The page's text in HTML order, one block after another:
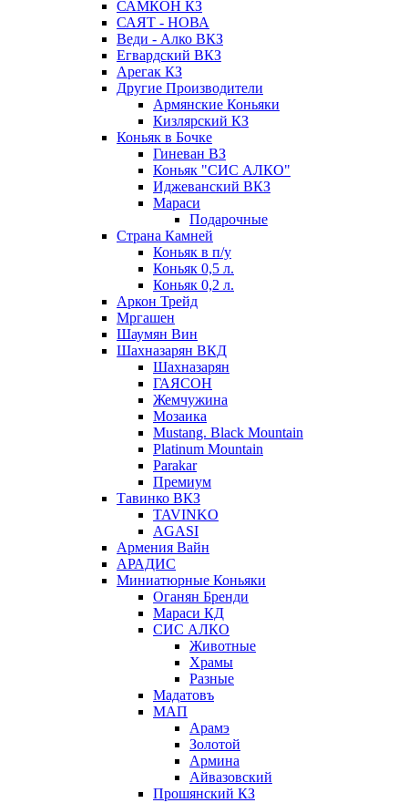
САМКОН КЗ
САЯТ - НОВА
Веди - Алко ВКЗ
Егвардский ВКЗ
Арегак КЗ
Другие Производители
Армянские Коньяки
Кизлярский КЗ
Коньяк в Бочке
Гиневан ВЗ
Коньяк "СИС АЛКО"
Иджеванский ВКЗ
Мараси
Подарочные
Страна Камней
Коньяк в п/у
Коньяк 0,5 л.
Коньяк 0,2 л.
Аркон Трейд
Мргашен
Шаумян Вин
Шахназарян ВКД
Шахназарян
ГАЯСОН
Жемчужина
Мозаика
Mustang. Black Mountain
Platinum Mountain
Parakar
Премиум
Тавинко ВКЗ
TAVINKO
AGASI
Армения Вайн
АРАДИС
Миниатюрные Коньяки
Оганян Бренди
Мараси КД
СИС АЛКО
Животные
Храмы
Разные
Мадатовъ
МАП
Арамэ
Золотой
Армина
Айвазовский
Прошянский КЗ